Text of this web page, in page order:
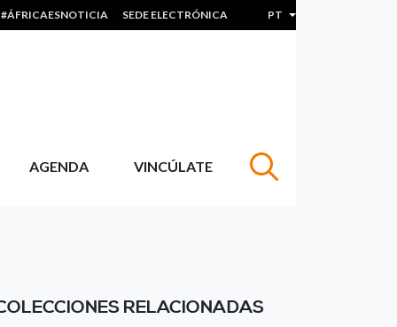
#ÁFRICAESNOTICIA SEDE ELECTRÓNICA PT Lista de ações
AGENDA VINCÚLATE
RELACIONADAS